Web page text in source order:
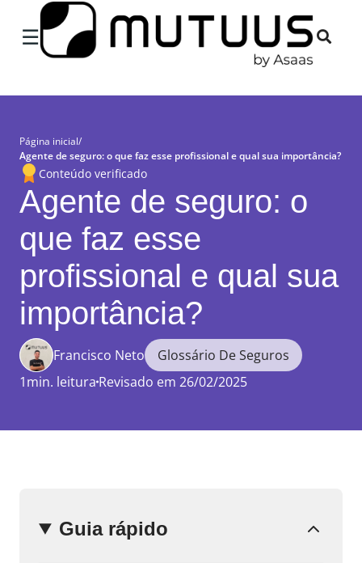
☰
Página inicial/
Agente de seguro: o que faz esse profissional e qual sua importância?
Conteúdo verificado
Agente de seguro: o
que faz esse
profissional e qual sua
importância?
Francisco Neto
Glossário De Seguros
1min. leitura Revisado em 26/02/2025
Guia rápido